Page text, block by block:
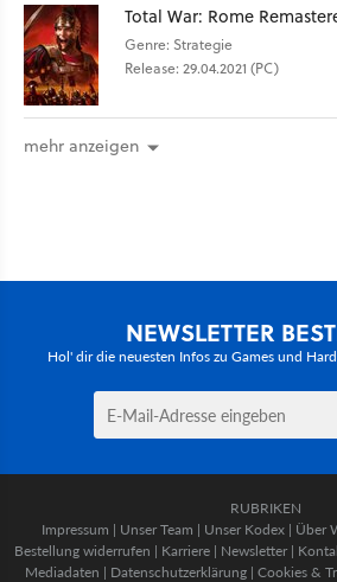
Total War: Rome
Genre: Strategie
Release: 29.04.2021 (PC)
mehr anzeigen
NEWSLETTER
Hol' dir die neuesten Infos zu Games und
RUBRIKEN
Impressum | Unser Team | Unser Kodex | Über
Bestellung widerrufen | Karriere | Newsletter |
Mediadaten | Datenschutzerklärung | Cookies &